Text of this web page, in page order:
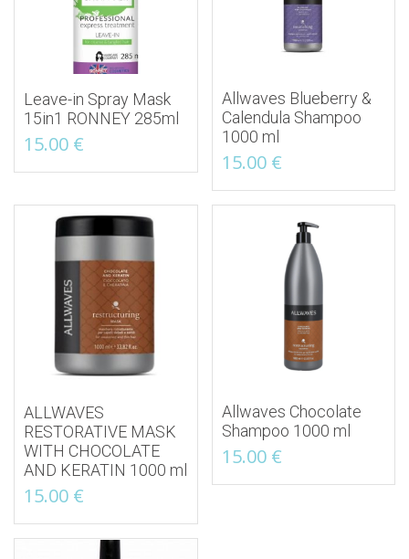
Leave-in Spray Mask
15in1 RONNEY 285ml
15.00 €
Allwaves Blueberry &
Calendula Shampoo
1000 ml
15.00 €
ALLWAVES
RESTORATIVE MASK
WITH CHOCOLATE
AND KERATIN 1000 ml
15.00 €
Allwaves Chocolate
Shampoo 1000 ml
15.00 €